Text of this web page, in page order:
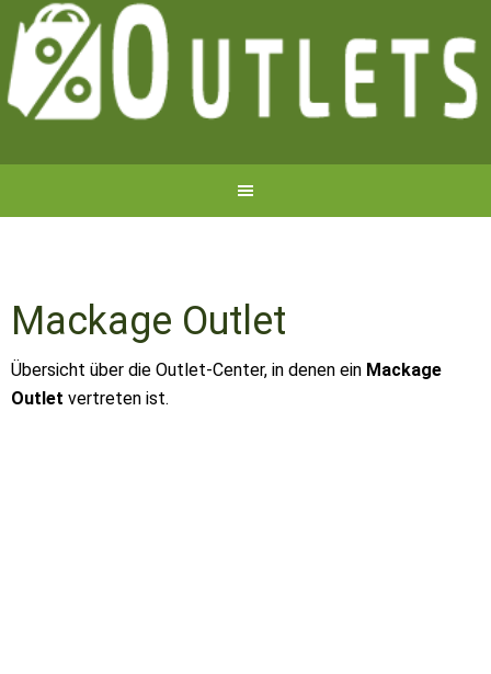
Mackage Outlet
Übersicht über die Outlet-Center, in denen ein Mackage
Outlet vertreten ist.